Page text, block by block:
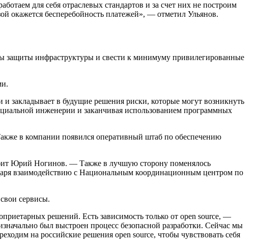
для себя отраслевых стандартов и за счет них не построим
окажется бесперебойность платежей», — отметил Ульянов.
защиты инфраструктуры и свести к минимуму привилегированные
закладывает в будущие решения риски, которые могут возникнуть
инженерии и заканчивая использованием программных
в компании появился оперативный штаб по обеспечению
Юрий Ногинов. — Также в лучшую сторону поменялось
взаимодействию с Национальным координационным центром по
сервисы.
решений. Есть зависимость только от open source, —
был выстроен процесс безопасной разработки. Сейчас мы
на российские решения open source, чтобы чувствовать себя